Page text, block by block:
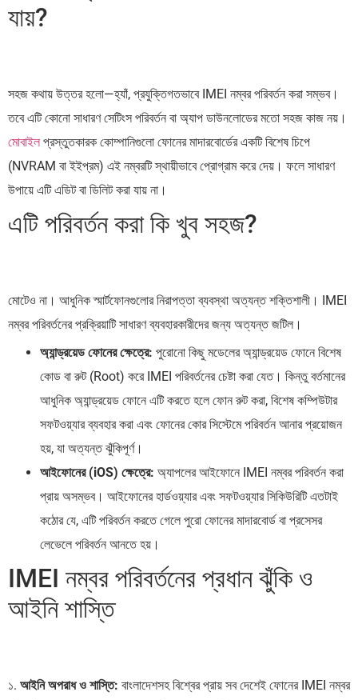
যায়?
সহজ কথায় উত্তর হলো—হ্যাঁ, প্রযুক্তিগতভাবে IMEI নম্বর পরিবর্তন করা সম্ভব।
তবে এটি কোনো সাধারণ সেটিংস পরিবর্তন বা অ্যাপ ডাউনলোডের মতো সহজ কাজ নয়।
মোবাইল প্রস্তুতকারক কোম্পানিগুলো ফোনের মাদারবোর্ডের একটি বিশেষ চিপে
(NVRAM বা ইইপ্রম) এই নম্বরটি স্থায়ীভাবে প্রোগ্রাম করে দেয়। ফলে সাধারণ
উপায়ে এটি এডিট বা ডিলিট করা যায় না।
এটি পরিবর্তন করা কি খুব সহজ?
মোটেও না। আধুনিক স্মার্টফোনগুলোর নিরাপত্তা ব্যবস্থা অত্যন্ত শক্তিশালী। IMEI
নম্বর পরিবর্তনের প্রক্রিয়াটি সাধারণ ব্যবহারকারীদের জন্য অত্যন্ত জটিল।
অ্যান্ড্রয়েড ফোনের ক্ষেত্রে: পুরোনো কিছু মডেলের অ্যান্ড্রয়েড ফোনে বিশেষ
কোড বা রুট (Root) করে IMEI পরিবর্তনের চেষ্টা করা যেত। কিন্তু বর্তমানের
আধুনিক অ্যান্ড্রয়েড ফোনে এটি করতে হলে ফোন রুট করা, বিশেষ কম্পিউটার
সফটওয়্যার ব্যবহার করা এবং ফোনের কোর সিস্টেমে পরিবর্তন আনার প্রয়োজন
হয়, যা অত্যন্ত ঝুঁকিপূর্ণ।
আইফোনের (iOS) ক্ষেত্রে: অ্যাপলের আইফোনে IMEI নম্বর পরিবর্তন করা
প্রায় অসম্ভব। আইফোনের হার্ডওয়্যার এবং সফটওয়্যার সিকিউরিটি এতটাই
কঠোর যে, এটি পরিবর্তন করতে গেলে পুরো ফোনের মাদারবোর্ড বা প্রসেসর
লেভেলে পরিবর্তন আনতে হয়।
IMEI নম্বর পরিবর্তনের প্রধান ঝুঁকি ও
আইনি শাস্তি
১. আইনি অপরাধ ও শাস্তি: বাংলাদেশসহ বিশ্বের প্রায় সব দেশেই ফোনের IMEI নম্বর